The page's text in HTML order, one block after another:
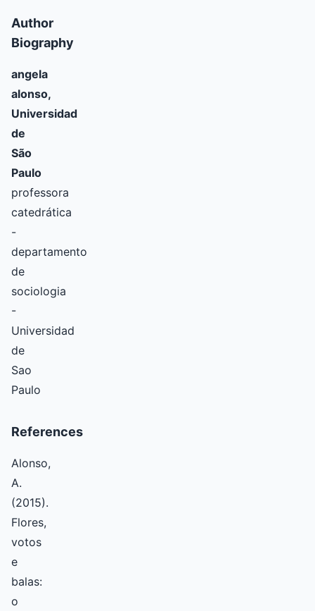
Author
Biography
angela
alonso,
Universidad
de
São
Paulo
professora
catedrática
-
departamento
de
sociologia
-
Universidad
de
Sao
Paulo
References
Alonso,
A.
(2015).
Flores,
votos
e
balas:
o